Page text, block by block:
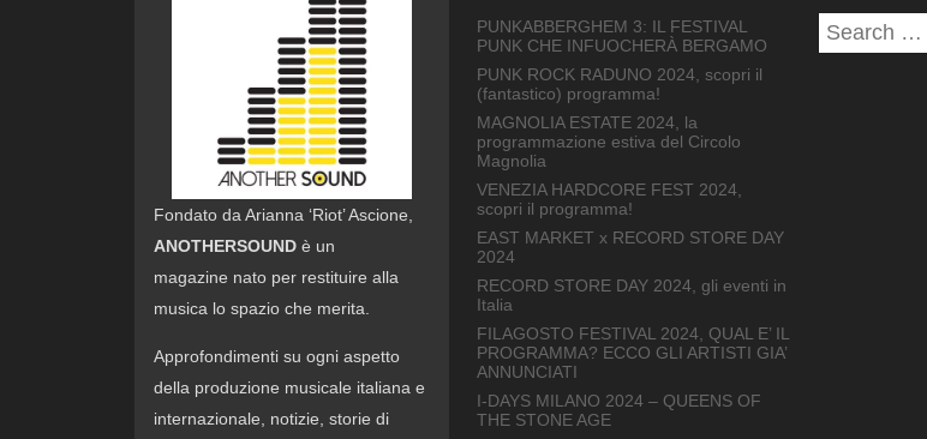
Fondato da Arianna ‘Riot’ Ascione,
ANOTHERSOUNDè un
magazine nato per restituire alla
musica lo spazio che merita.
Approfondimenti su ogni aspetto
della produzione musicale italiana e
internazionale, notizie, storie di
PUNKABBERGHEM 3: IL FESTIVAL
PUNK CHE INFUOCHERÀ BERGAMO
PUNK ROCK RADUNO 2024, scopri il
(fantastico) programma!
MAGNOLIA ESTATE 2024, la
programmazione estiva del Circolo
Magnolia
VENEZIA HARDCORE FEST 2024,
scopri il programma!
EAST MARKET x RECORD STORE DAY
2024
RECORD STORE DAY 2024, gli eventi in
Italia
FILAGOSTO FESTIVAL 2024, QUAL E’ IL
PROGRAMMA? ECCO GLI ARTISTI GIA’
ANNUNCIATI
I-DAYS MILANO 2024 – QUEENS OF
THE STONE AGE